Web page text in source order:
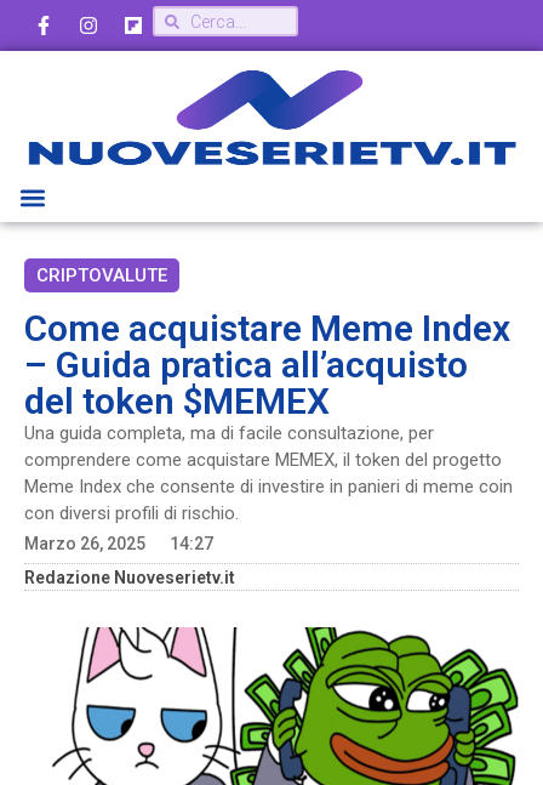
CRIPTOVALUTE
Come acquistare Meme Index
– Guida pratica all’acquisto
del token $MEMEX
Una guida completa, ma di facile consultazione, per
comprendere come acquistare MEMEX, il token del progetto
Meme Index che consente di investire in panieri di meme coin
con diversi profili di rischio.
Marzo 26, 2025
14:27
Redazione Nuoveserietv.it